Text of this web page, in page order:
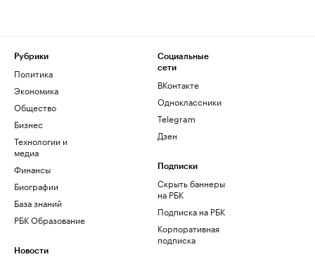
Рубрики
Политика
Экономика
Общество
Бизнес
Технологии и
медиа
Финансы
Биографии
База знаний
РБК Образование
Новости
Социальные
сети
ВКонтакте
Одноклассники
Telegram
Дзен
Подписки
Скрыть баннеры
на РБК
Подписка на РБК
Корпоративная
подписка